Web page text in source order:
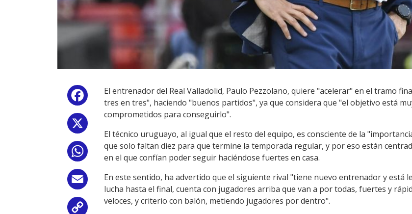
Facebook
WhatsApp
Email
El entrenador del Real Valladolid, Paulo Pezzolano, quiere "acelerar" en el tramo
tres en tres", haciendo "buenos partidos", ya que considera que "el objetivo está
comprometidos para conseguirlo".
El técnico uruguayo, al igual que el resto del equipo, es consciente de la
que solo faltan diez para que termine la temporada regular, y por eso están
en el que confían poder seguir haciéndose fuertes en casa.
En este sentido, ha advertido que el siguiente rival "tiene nuevo entrenador y está
lucha hasta el final, cuenta con jugadores arriba que van a por todas, fuertes y
veloces, y criterio con balón, metiendo jugadores por dentro".